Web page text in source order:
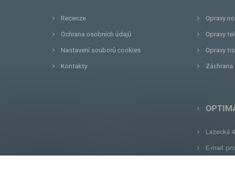
Recenze
Ochrana osobních údajů
Nastavení souborů cookies
Kontakty
Opravy
Opravy
Opravy
Lazecká
E-mail: